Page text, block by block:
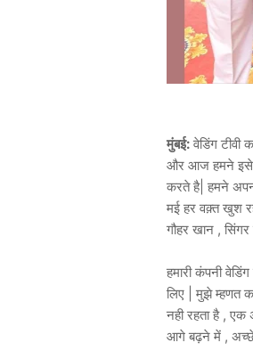
मुंबई: वेडिंग
और आज हमने इसे
करते है| हमने
मई हर वक़्त खुश
गौहर खान ,
हमारी कंपनी
लिए | मुझे म्हणत
नही रहता है , एक
आगे बढ़ने में , अच्छे